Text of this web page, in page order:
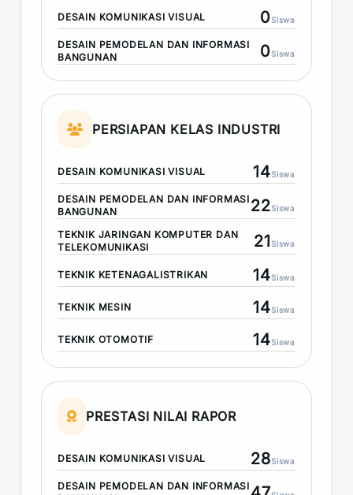
DESAIN KOMUNIKASI VISUAL 0Siswa
DESAIN PEMODELAN DAN INFORMASI
BANGUNAN
0Siswa
PERSIAPAN KELAS INDUSTRI
DESAIN KOMUNIKASI VISUAL 14Siswa
DESAIN PEMODELAN DAN INFORMASI
BANGUNAN
22Siswa
TEKNIK JARINGAN KOMPUTER DAN
TELEKOMUNIKASI
21Siswa
TEKNIK KETENAGALISTRIKAN 14Siswa
TEKNIK MESIN 14Siswa
TEKNIK OTOMOTIF 14Siswa
PRESTASI NILAI RAPOR
DESAIN KOMUNIKASI VISUAL 28Siswa
DESAIN PEMODELAN DAN INFORMASI